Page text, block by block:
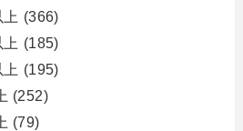
(366)
(185)
(195)
(252)
(79)